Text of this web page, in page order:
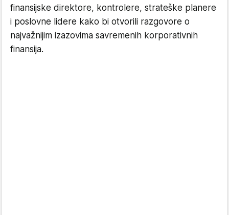
finansijske direktore, kontrolere, strateške planere
i poslovne lidere kako bi otvorili razgovore o
najvažnijim izazovima savremenih korporativnih
finansija.